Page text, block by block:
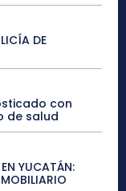
DE
con
de salud
YUCATÁN: